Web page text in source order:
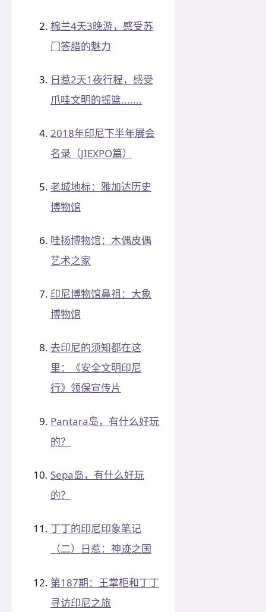
棉兰4天3晚游，感受苏
门答腊的魅力
日惹2天1夜行程，感受
爪哇文明的摇篮.......
2018年印尼下半年展会
名录（JIEXPO篇）
老城地标：雅加达历史
博物馆
哇扬博物馆：木偶皮偶
艺术之家
印尼博物馆鼻祖：大象
博物馆
去印尼的须知都在这
里：《安全文明印尼
行》领保宣传片
Pantara岛，有什么好玩
的？
Sepa岛，有什么好玩
的？
丁丁的印尼印象笔记
（二）日惹：神迹之国
第187期：王掌柜和丁丁
寻访印尼之旅